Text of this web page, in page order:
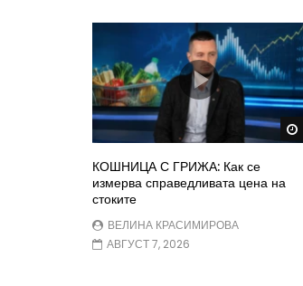
КОШНИЦА С ГРИЖА: Как се
измерва справедливата цена на
стоките
ВЕЛИНА КРАСИМИРОВА
АВГУСТ 7, 2026